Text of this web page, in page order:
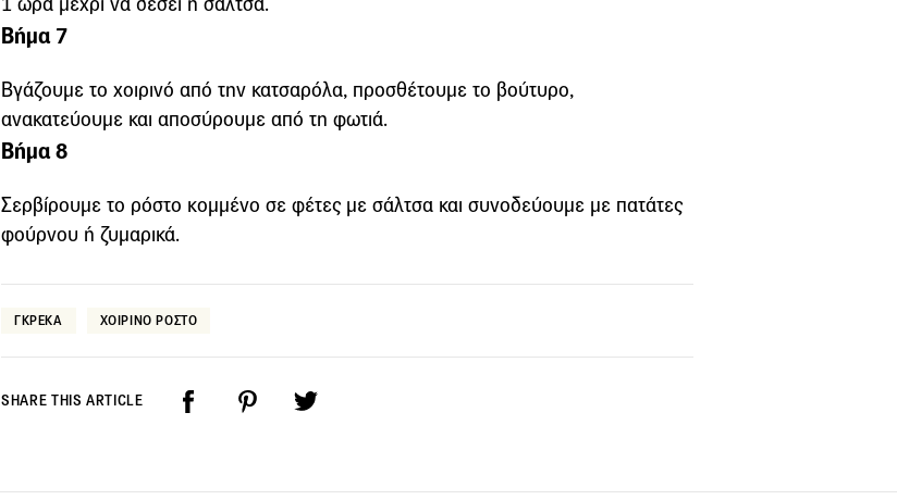
Βήμα 7
Βγάζουµε το χοιρινό από την κατσαρόλα, προσθέτουµε το βούτυρο,
ανακατεύουµε και αποσύρουµε από τη φωτιά.
Βήμα 8
Σερβίρουµε το ρόστο κοµµένο σε φέτες µε σάλτσα και συνοδεύουµε µε πατάτες
φούρνου ή ζυµαρικά.
ΓΚΡΕΚΑ ΧΟΙΡΙΝΟ ΡΟΣΤΟ
SHARE THIS ARTICLE